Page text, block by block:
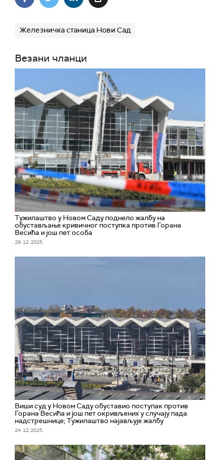
Железничка станица Нови Сад
Везани чланци
Тужилаштво у Новом Саду поднело жалбу на
обустављање кривичног поступка против Горана
Весића и још пет особа
29. 12. 2025.
Виши суд у Новом Саду обуставио поступак против
Горана Весића и још пет окривљених у случају пада
надстрешнице; Тужилаштво најављује жалбу
24. 12. 2025.